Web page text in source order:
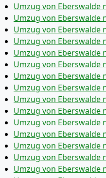
Umzug von Eberswalde
Umzug von Eberswalde
Umzug von Eberswalde
Umzug von Eberswalde
Umzug von Eberswalde
Umzug von Eberswalde
Umzug von Eberswalde
Umzug von Eberswalde
Umzug von Eberswalde
Umzug von Eberswalde
Umzug von Eberswalde
Umzug von Eberswalde
Umzug von Eberswalde
Umzug von Eberswalde
Umzug von Eberswalde